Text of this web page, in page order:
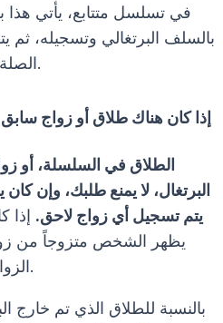
في تسلسل متتابع، يأتي
بالسلف البرتغالي وتسجيله، ثم
الصلة التالية بعد ذلك، وليس قبله.
إذا كان هناك طلاق أو زواج
الطلاق في السلسلة، أو
البرتغال، لا يمنع طلبك، وإن
يتم تسجيل أي زواج لاحق. إذا
يظهر الشخص متزوجاً من
الزواج من الجانب البرتغالي أولاً.
بالنسبة للطلاق الذي تم خارج